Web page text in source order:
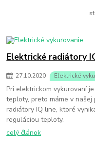
Elektrické radiátory
27.10.2020 Elektrické
Pri elektrickom vykurovaní
teploty, preto máme v
radiátory IQ line, ktoré
reguláciou teploty.
celý článok